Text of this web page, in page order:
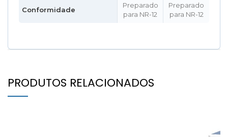
Conformidade
Preparado
para NR-12
Preparado
para NR-12
PRODUTOS RELACIONADOS